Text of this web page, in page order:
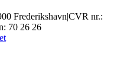
FrederikshavnCVR nr.:
70 26 26